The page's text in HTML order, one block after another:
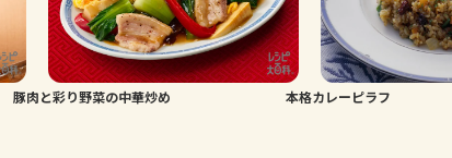
豚肉と彩り野菜の中華炒め 本格カレーピラフ